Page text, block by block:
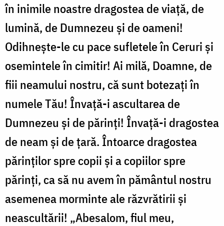
în inimile noastre dragostea de viaţă, de
lumină, de Dumnezeu şi de oameni!
Odihneşte-le cu pace sufletele în Ceruri şi
osemintele în cimitir! Ai milă, Doamne, de
fiii neamului nostru, că sunt botezaţi în
numele Tău! Învaţă-i ascultarea de
Dumnezeu şi de părinţi! Învaţă-i dragostea
de neam şi de ţară. Întoarce dragostea
părinţilor spre copii şi a copiilor spre
părinţi, ca să nu avem în pământul nostru
asemenea morminte ale răzvrătirii şi
neascultării! „Abesalom, fiul meu,